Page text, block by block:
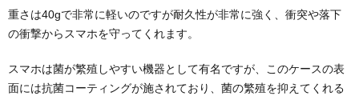
重さは40gで非常に軽いのですが耐久性が非常に強く、衝突や落下
の衝撃からスマホを守ってくれます。
スマホは菌が繁殖しやすい機器として有名ですが、このケースの表
面には抗菌コーティングが施されており、菌の繁殖を抑えてくれる